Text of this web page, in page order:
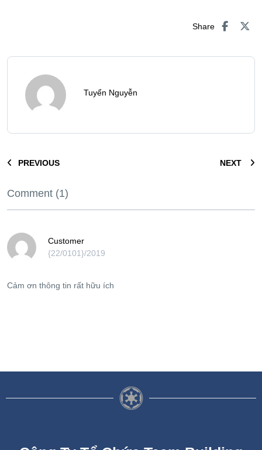
Share
Tuyển Nguyễn
PREVIOUS NEXT
Comment (1)
Customer
{22/0101}/2019
Cảm ơn thông tin rất hữu ích